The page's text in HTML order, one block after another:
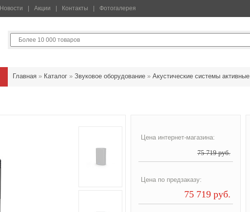
Новости Акции Контакты Фотогалерея
Главная » Каталог » Звуковое оборудование » Акустические системы активные
Цена интернет-магазина:
75 719 руб.
Цена по предзаказу:
75 719 руб.